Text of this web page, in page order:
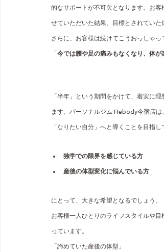
的なサポートが不可欠となります。お
せていただいた結果、目標とされていた
さらに、お客様は続けてこうおっしゃっ
「 今では腰や足の痛みもなくなり、体が
「半年」という期間をかけて、着実に
ます。パーソナルジム Rebody今宿店
「なりたい自分」へと導くことを目指し
独学での限界を感じている方
産後の体型変化に悩んでいる方
にとって、大きな希望となるでしょう。
お客様一人ひとりのライフスタイルや
っています。
「諦めていた産後の体型」